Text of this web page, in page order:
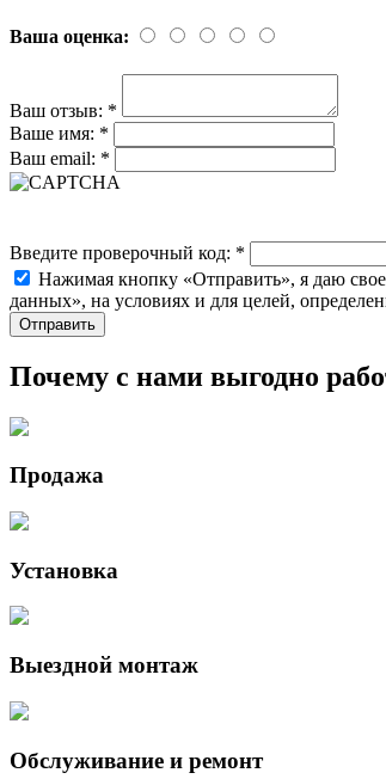
Ваша оценка:
Ваш отзыв: *
Ваше имя: *
Ваш email: *
Введите проверочный код: *
Нажимая кнопку «Отправить», я даю
данных», на условиях и для целей,
Почему с нами выгодно
Продажа
Установка
Выездной монтаж
Обслуживание и ремонт